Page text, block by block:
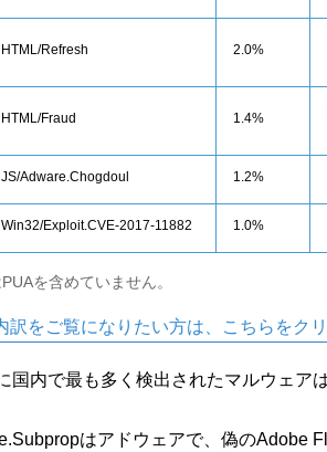
HTML/Refresh 2.0%
HTML/Fraud 1.4%
JS/Adware.Chogdoul 1.2%
Win32/Exploit.CVE-2017-11882 1.0%
を含めていません。
訳をご覧になりたい方は、こちらをクリ
国内で最も多く検出されたマルウェア
はアドウェアで、偽のAdobe